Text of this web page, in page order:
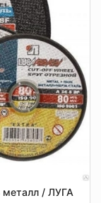
металл / ЛУГА